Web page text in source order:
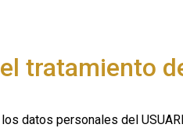
tratamiento
datos personales del